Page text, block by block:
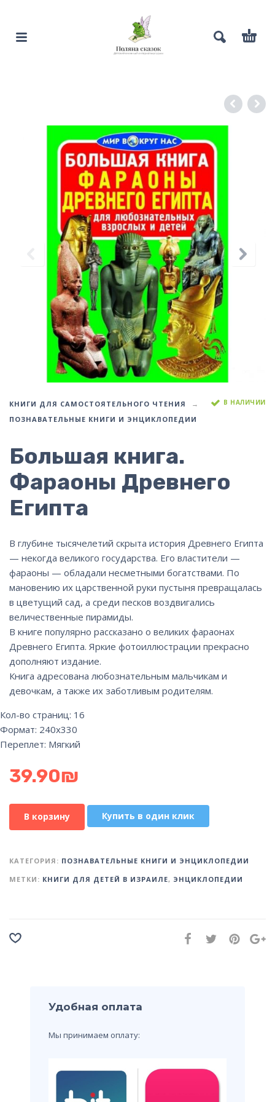
КНИГИ ДЛЯ САМОСТОЯТЕЛЬНОГО ЧТЕНИЯ
ПОЗНАВАТЕЛЬНЫЕ КНИГИ И ЭНЦИКЛОПЕДИИ
В НАЛИЧИИ
Большая книга.
Фараоны Древнего
Египта
В глубине тысячелетий скрыта история Древнего Египта
— некогда великого государства. Его властители —
фараоны — обладали несметными богатствами. По
мановению их царственной руки пустыня превращалась
в цветущий сад, а среди песков воздвигались
величественные пирамиды.
В книге популярно рассказано о великих фараонах
Древнего Египта. Яркие фотоиллюстрации прекрасно
дополняют издание.
Книга адресована любознательным мальчикам и
девочкам, а также их заботливым родителям.
Кол-во страниц: 16
Формат: 240х330
Переплет: Мягкий
39.90₪
В корзину Купить в один клик
КАТЕГОРИЯ: ПОЗНАВАТЕЛЬНЫЕ КНИГИ И ЭНЦИКЛОПЕДИИ
МЕТКИ: КНИГИ ДЛЯ ДЕТЕЙ В ИЗРАИЛЕ, ЭНЦИКЛОПЕДИИ
Удобная оплата
Мы принимаем оплату: